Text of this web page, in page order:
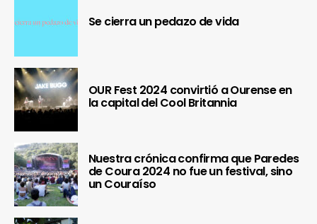
Se cierra un pedazo de vida
OUR Fest 2024 convirtió a Ourense en
la capital del Cool Britannia
Nuestra crónica confirma que Paredes
de Coura 2024 no fue un festival, sino
un Couraíso